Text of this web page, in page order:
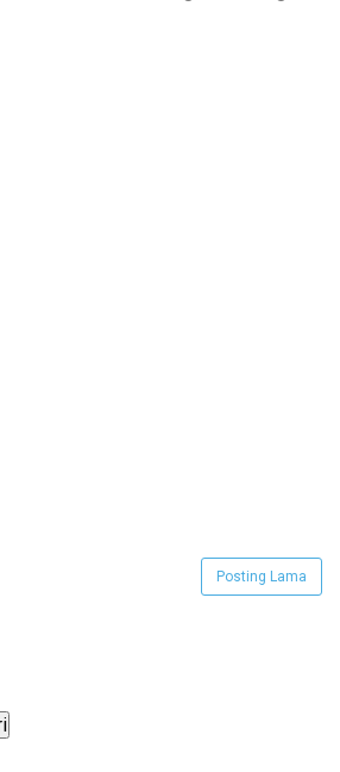
Posting Lama